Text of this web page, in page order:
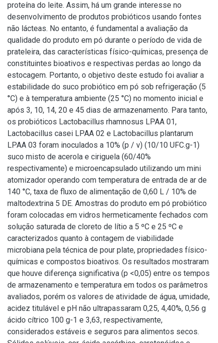
proteína do leite. Assim, há um grande interesse no
desenvolvimento de produtos probióticos usando fontes
não lácteas. No entanto, é fundamental a avaliação da
qualidade do produto em pó durante o período de vida de
prateleira, das características físico-químicas, presença de
constituintes bioativos e respectivas perdas ao longo da
estocagem. Portanto, o objetivo deste estudo foi avaliar a
estabilidade do suco probiótico em pó sob refrigeração (5
°C) e à temperatura ambiente (25 °C) no momento inicial e
após 3, 10, 14, 20 e 45 dias de armazenamento. Para tanto,
os probióticos Lactobacillus rhamnosus LPAA 01,
Lactobacillus casei LPAA 02 e Lactobacillus plantarum
LPAA 03 foram inoculados a 10% (p / v) (10/10 UFC.g-1)
suco misto de acerola e ciriguela (60/40%
respectivamente) e microencapsulado utilizando um mini
atomizador operando com temperatura de entrada de ar de
140 °C, taxa de fluxo de alimentação de 0,60 L / 10% de
maltodextrina 5 DE. Amostras do produto em pó probiótico
foram colocadas em vidros hermeticamente fechados com
solução saturada de cloreto de lítio a 5 ºC e 25 ºC e
caracterizados quanto à contagem de viabilidade
microbiana pela técnica de pour plate, propriedades físico-
químicas e compostos bioativos. Os resultados mostraram
que houve diferença significativa (p <0,05) entre os tempos
de armazenamento e temperatura em todos os parâmetros
avaliados, porém os valores de atividade de água, umidade,
acidez titulável e pH não ultrapassaram 0,25, 4,40%, 0,56 g
ácido cítrico 100 g-1 e 3,63, respectivamente,
considerados estáveis e seguros para alimentos secos.